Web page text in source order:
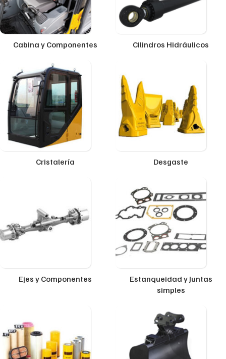
Cabina y Componentes Cilindros Hidráulicos
Cristalería Desgaste
Ejes y Componentes
Estanqueidad y Juntas
simples